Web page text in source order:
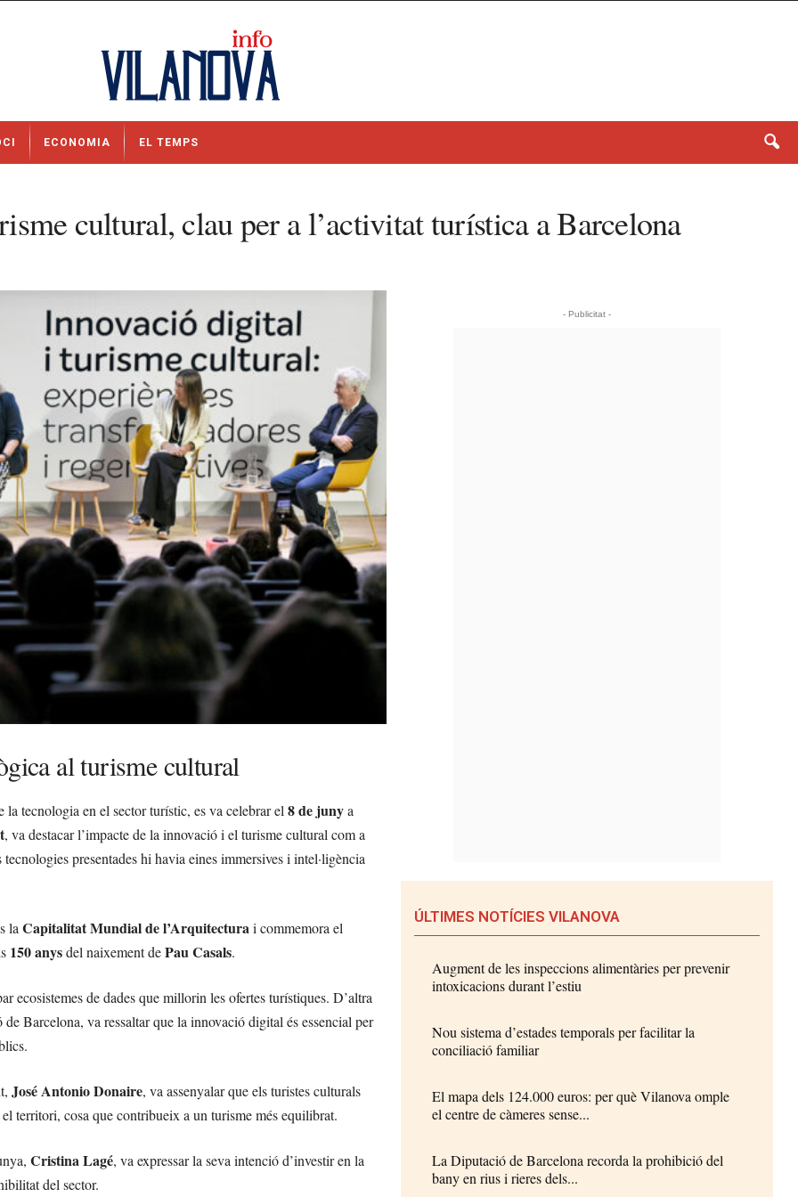
ECONOMIA EL TEMPS
cultural, clau per a l’activitat turística a Barcelona
al turisme cultural
tecnologia en el sector turístic, es va celebrar el8 de junya
, va destacar l’impacte de la innovació i el turisme cultural com a
presentades hi havia eines immersives i intel·ligència
laCapitalitat Mundial de l’Arquitecturai commemora el
150 anysdel naixement dePau Casals.
ecosistemes de dades que millorin les ofertes turístiques. D’altra
Barcelona, va ressaltar que la innovació digital és essencial per
José Antonio Donaire, va assenyalar que els turistes culturals
territori, cosa que contribueix a un turisme més equilibrat.
Cristina Lagé, va expressar la seva intenció d’investir en la
del sector.
- Publicitat -
ÚLTIMES NOTÍCIES VILANOVA
Augment de les inspeccions alimentàries per prevenir
intoxicacions durant l’estiu
Nou sistema d’estades temporals per facilitar la
conciliació familiar
El mapa dels 124.000 euros: per què Vilanova omple
el centre de càmeres sense...
La Diputació de Barcelona recorda la prohibició del
bany en rius i rieres dels...